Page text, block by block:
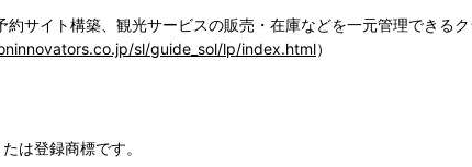
約サイト構築、観光サービスの販売・在庫などを一元管理できる
sl/guide_sol/lp/index.html）
は登録商標です。